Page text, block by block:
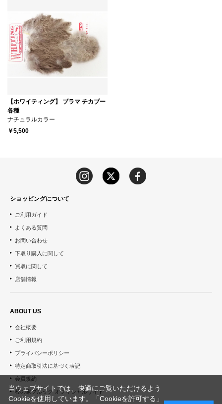
【ホワイティング】 ブラマ チカブー
各種
ナチュラルカラー
￥5,500
ショッピングについて
ご利用ガイド
よくある質問
お問い合わせ
下取り購入に関して
買取に関して
店舗情報
ABOUT US
会社概要
ご利用規約
プライバシーポリシー
特定商取引法に基づく表記
会員規約
杜の家ブルック オフィシャルサイト
当ウェブサイトでは、快適にご覧いただけるよう
Cookieを使用しています。「Cookieを許可する」